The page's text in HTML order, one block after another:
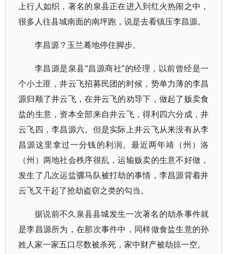
上行人如织，著名的泉县正在进入到红火热闹之中，
很多人往县城南面的南坪跑，说是去看镇压李昌源。
李昌源？玉兰蓦地停住脚步。
李昌源是泉县“昌源商社”的经理，以前曾经是一
个小土匪，井云飞招募民团的时候，势单力薄的李昌
源归顺了井云飞，在井云飞的劝导下，做起了贩卖食
盐的生意，资本全部来自井云飞，得利四六分成，井
云飞四，李昌源六。但是实际上井云飞从来没有从李
昌源这里拿过一分钱的利润。最近两年靖（州）洛
（州）两地社会秩序很乱，运输贩卖的生意不好做，
发生了几次运盐骡马队被打劫的事情，李昌源背着井
云飞又干起了抢劫盗窃之类的勾当。
据说前不久泉县县城发生一次著名的劫杀事件就
是李昌源所为，在那次事件中，同样做食盐生意的孙
姓人家一家五口尽数被杀死，家中财产被劫掠一空。